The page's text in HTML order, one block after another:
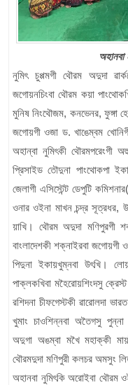
অহানবা
নুমিৎ চুপ্পমগী থৌরম অদুদা
জগোয়নচিংবা থৌরম কয়া
মুনিষ নিংথৌজম, কনভেনর, ফুঙ্গা
জগোয়গী ওজা ড. খাঙেম্বম
অহান্বা নুমিৎকী থৌরমপরেংগী
প্রিসাইড তৌদুনা পাংথোকপা
জেলাগী এসিস্টেন্ট ডেপুটি
ওনার ওইনা মাখন চন্দ্র সূত্রধর,
য়াখি। থৌরম অদুদা মণিপুরগী
বাংলাদেশকী শক্নাইরবা জগোয়গী
পিদুনা ইকায়খুম্নবা উৎখি।
পাক্লকখিবা মহৈরোয়শিংদসু
রশিদনা চীফগেস্টকী ৱারোলদা
খুমাং চাওশিন্নবা অতৈগসু
অদুগা অঙম্বা মখৈ মহাক্কী
থৌরমদুদা মণিপুরী কলচর অমসুং
অহানবা নুমিৎকি অরোইবা থৌরম